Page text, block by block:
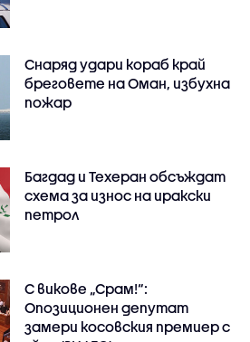
Снаряд удари кораб край
бреговете на Оман, избухна
пожар
Багдад и Техеран обсъждат
схема за износ на иракски
петрол
С викове „Срам!“:
Опозиционен депутат
замери косовския премиер с